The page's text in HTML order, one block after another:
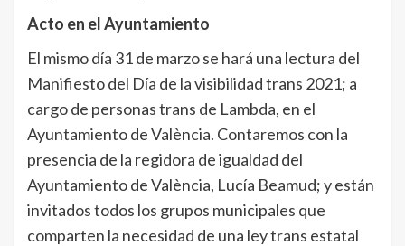
Acto en el Ayuntamiento
El mismo día 31 de marzo se hará una lectura del
Manifiesto del Día de la visibilidad trans 2021; a
cargo de personas trans de Lambda, en el
Ayuntamiento de València. Contaremos con la
presencia de la regidora de igualdad del
Ayuntamiento de València, Lucía Beamud; y están
invitados todos los grupos municipales que
comparten la necesidad de una ley trans estatal